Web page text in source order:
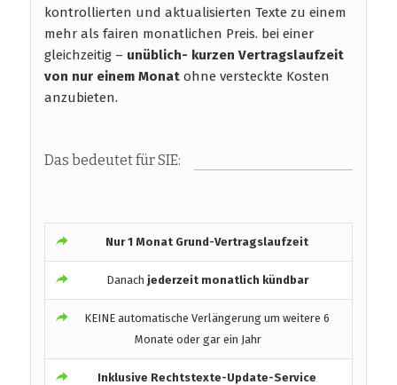
kontrollierten und aktualisierten Texte zu einem
mehr als fairen monatlichen Preis. bei einer
gleichzeitig – unüblich- kurzen Vertragslaufzeit
von nur einem Monat ohne versteckte Kosten
anzubieten.
Das bedeutet für SIE:
Nur 1 Monat Grund-Vertragslaufzeit
Danach jederzeit monatlich kündbar
KEINE automatische Verlängerung um weitere 6
Monate oder gar ein Jahr
Inklusive Rechtstexte-Update-Service